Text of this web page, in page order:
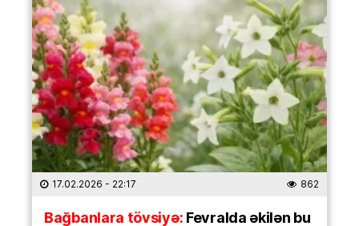
17.02.2026 - 22:17 862
Bağbanlara tövsiyə:Fevralda əkilən bu